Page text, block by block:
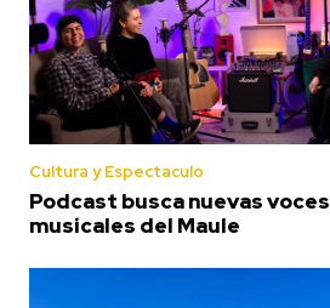
Cultura y Espectaculo
Podcast busca nuevas voces
musicales del Maule